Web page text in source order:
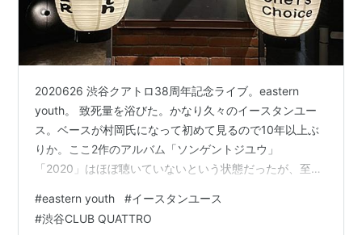
2020626 渋谷クアトロ38周年記念ライブ。eastern
youth。 致死量を浴びた。かなり久々のイースタンユー
ス。ベースが村岡氏になって初めて見るので10年以上ぶ
りか。ここ2作のアルバム「ソンゲントジユウ」
「2020」はほぼ聴いていないという状態だったが、至極
る。童謡として昇華されて欲しい「夏の日の午後」あの
曲のもあればなあという心を見透かしてもらったと気持
#eastern youth #イースタンユース
#渋谷CLUB QUATTRO